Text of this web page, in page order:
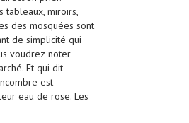
tableaux, miroirs,
des mosquées sont
de simplicité qui
voudrez noter
Et qui dit
est
eau de rose. Les